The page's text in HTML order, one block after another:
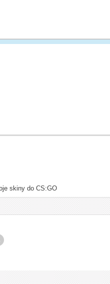
skiny do CS:GO